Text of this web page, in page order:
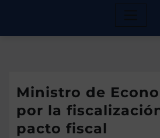
Ministro de
por la
pacto fiscal